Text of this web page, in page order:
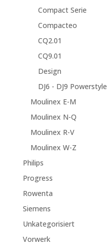
Compact Serie
Compacteo
CQ2.01
CQ9.01
Design
DJ6 - DJ9 Powerstyle
Moulinex E-M
Moulinex N-Q
Moulinex R-V
Moulinex W-Z
Philips
Progress
Rowenta
Siemens
Unkategorisiert
Vorwerk